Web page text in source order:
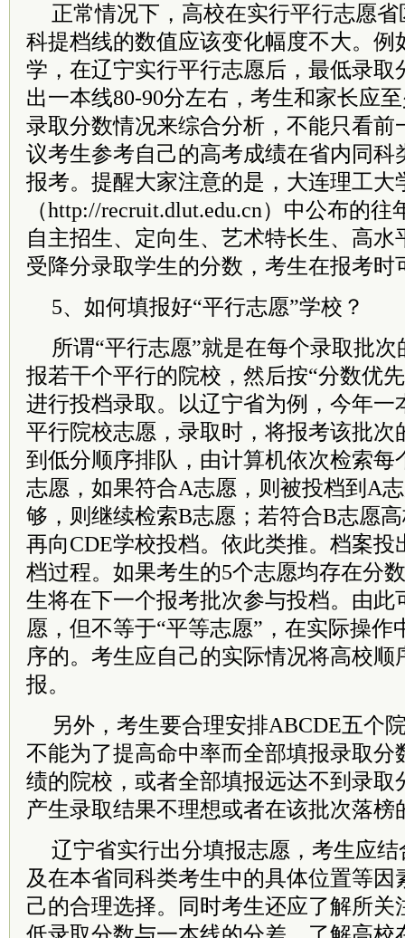
正常情况下，高校在实行平行志愿
科提档线的数值应该变化幅度不大。例
学，在辽宁实行平行志愿后，最低录取
出一本线80-90分左右，考生和家长应
录取分数情况来综合分析，不能只看前
议考生参考自己的高考成绩在省内同科
报考。提醒大家注意的是，大连理工大
（http://recruit.dlut.edu.cn）中公布的
自主招生、定向生、艺术特长生、高水
受降分录取学生的分数，考生在报考时
5、如何填报好“平行志愿”学校？
所谓“平行志愿”就是在每个录取批
报若干个平行的院校，然后按“分数优
进行投档录取。以辽宁省为例，今年一
平行院校志愿，录取时，将报考该批次
到低分顺序排队，由计算机依次检索每
志愿，如果符合A志愿，则被投档到A
够，则继续检索B志愿；若符合B志愿
再向CDE学校投档。依此类推。档案投
档过程。如果考生的5个志愿均存在分
生将在下一个报考批次参与投档。由此
愿，但不等于“平等志愿”，在实际操作
序的。考生应自己的实际情况将高校顺
报。
另外，考生要合理安排ABCDE五个
不能为了提高命中率而全部填报录取分
绩的院校，或者全部填报远达不到录取
产生录取结果不理想或者在该批次落榜
辽宁省实行出分填报志愿，考生应
及在本省同科类考生中的具体位置等因
己的合理选择。同时考生还应了解所关